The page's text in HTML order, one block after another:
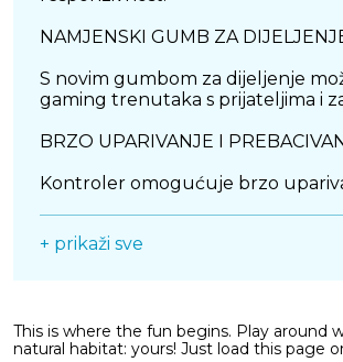
NAMJENSKI GUMB ZA
S novim gumbom za dijeljenje
gaming trenutaka s prijateljima i
BRZO UPARIVANJE I
Kontroler omogućuje brzo
Xbox Wireless Controller donosi
+ prikaži sve
This is where the fun begins. Play around
natural habitat: yours! Just load this page